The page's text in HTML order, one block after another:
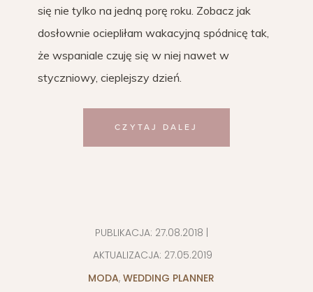
się nie tylko na jedną porę roku. Zobacz jak
dosłownie ociepliłam wakacyjną spódnicę tak,
że wspaniale czuję się w niej nawet w
styczniowy, cieplejszy dzień.
CZYTAJ DALEJ
PUBLIKACJA: 27.08.2018
AKTUALIZACJA: 27.05.2019
MODA, WEDDING PLANNER